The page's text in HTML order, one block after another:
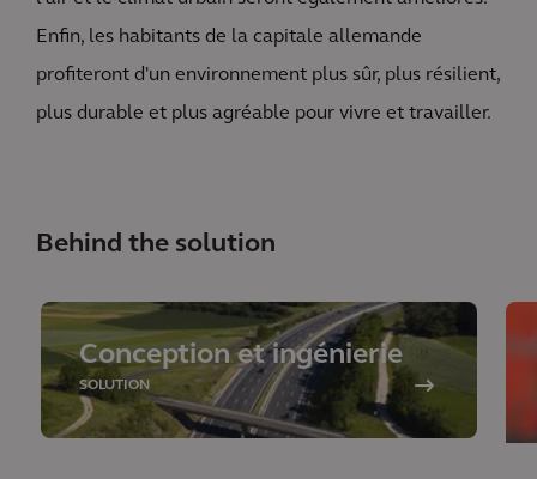
Enfin, les habitants de la capitale allemande
profiteront d'un environnement plus sûr, plus résilient,
plus durable et plus agréable pour vivre et travailler.
Behind the solution
Conception et ingénierie
SOLUTION